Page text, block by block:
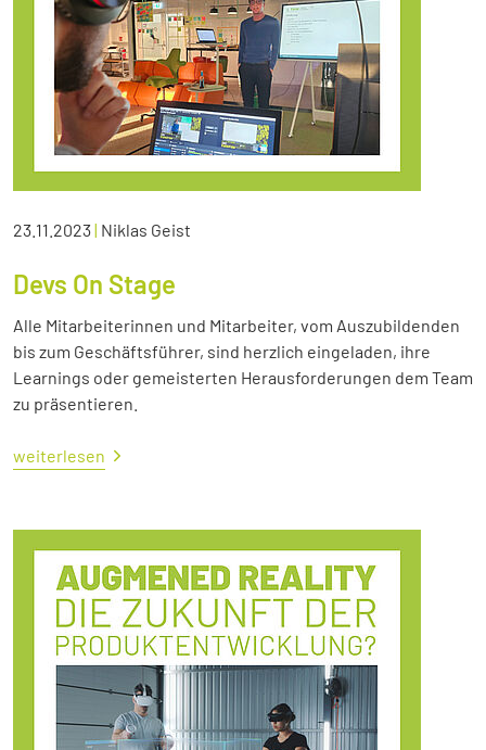
23.11.2023| Niklas Geist
Devs On Stage
Alle Mitarbeiterinnen und Mitarbeiter, vom Auszubildenden
bis zum Geschäftsführer, sind herzlich eingeladen, ihre
Learnings oder gemeisterten Herausforderungen dem Team
zu präsentieren.
weiterlesen